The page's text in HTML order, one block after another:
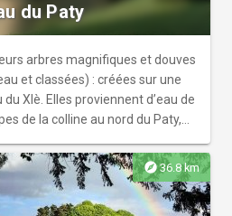
du Paty
arbres magnifiques et douves
et classées) : créées sur une
XIè. Elles proviennent d’eau de
de la colline au nord du Paty,
de Ville, à 2 km à l’Est des
bief fut ainsi créé. Il est régulé en
à une centaine de mètres au
explore36.8 km